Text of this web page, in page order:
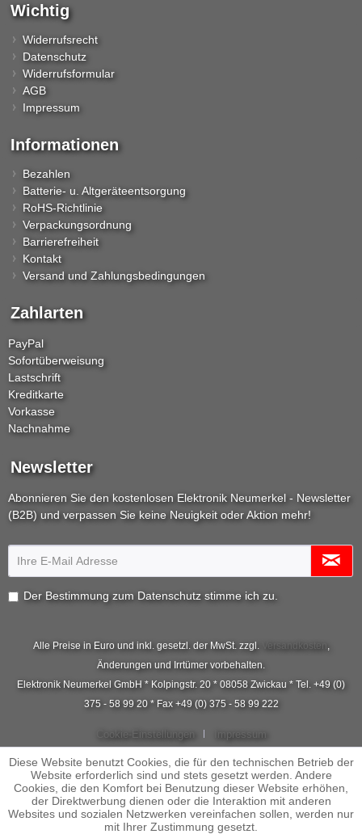
Wichtig
Widerrufsrecht
Datenschutz
Widerrufsformular
AGB
Impressum
Informationen
Bezahlen
Batterie- u. Altgeräteentsorgung
RoHS-Richtlinie
Verpackungsordnung
Barrierefreiheit
Kontakt
Versand und Zahlungsbedingungen
Zahlarten
PayPal
Sofortüberweisung
Lastschrift
Kreditkarte
Vorkasse
Nachnahme
Newsletter
Abonnieren Sie den kostenlosen Elektronik Neumerkel - Newsletter
(B2B) und verpassen Sie keine Neuigkeit oder Aktion mehr!
Der Bestimmung zum Datenschutz stimme ich zu.
Alle Preise in Euro und inkl. gesetzl. der MwSt. zzgl. Versandkosten
,
Änderungen und Irrtümer vorbehalten.
Elektronik Neumerkel GmbH * Kolpingstr. 20 * 08058 Zwickau * Tel. +49 (0)
375 - 58 99 20 * Fax +49 (0) 375 - 58 99 222
Cookie-Einstellungen Impressum
Diese Website benutzt Cookies, die für den technischen Betrieb der
Website erforderlich sind und stets gesetzt werden. Andere
Cookies, die den Komfort bei Benutzung dieser Website erhöhen,
der Direktwerbung dienen oder die Interaktion mit anderen
Websites und sozialen Netzwerken vereinfachen sollen, werden nur
mit Ihrer Zustimmung gesetzt.